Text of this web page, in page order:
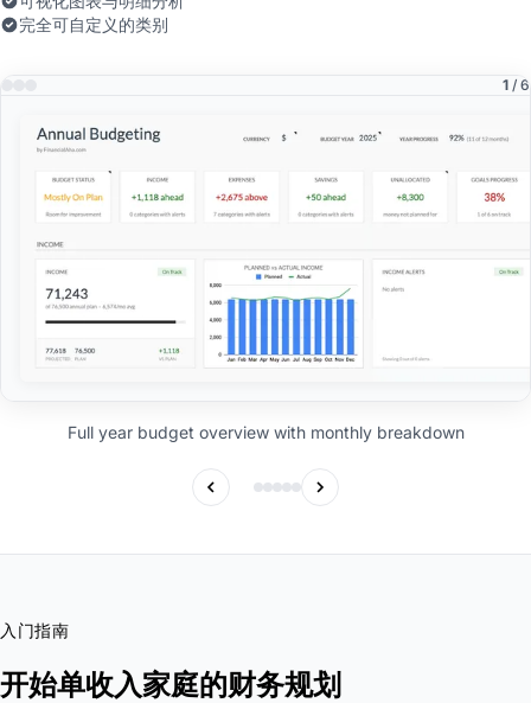
完全可自定义的类别
1 / 6
Full year budget overview with monthly breakdown
入门指南
开始单收入家庭的财务规划